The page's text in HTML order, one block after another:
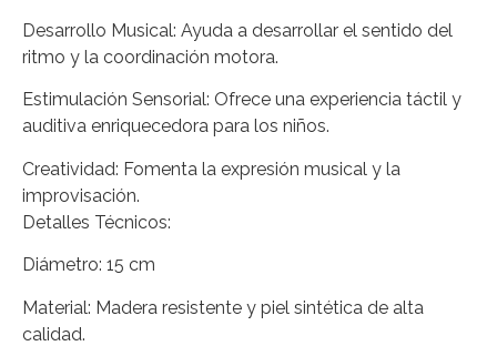
Desarrollo Musical: Ayuda a desarrollar el sentido del
ritmo y la coordinación motora.
Estimulación Sensorial: Ofrece una experiencia táctil y
auditiva enriquecedora para los niños.
Creatividad: Fomenta la expresión musical y la
improvisación.
Detalles Técnicos:
Diámetro: 15 cm
Material: Madera resistente y piel sintética de alta
calidad.